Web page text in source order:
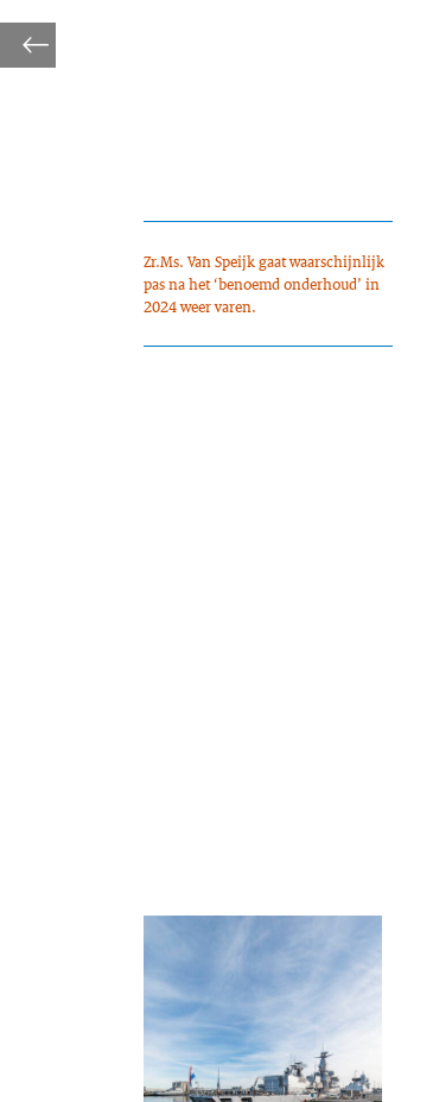
Zr.Ms. Van Speijk gaat waarschijnlijk
pas na het ‘benoemd onderhoud’ in
2024 weer varen.